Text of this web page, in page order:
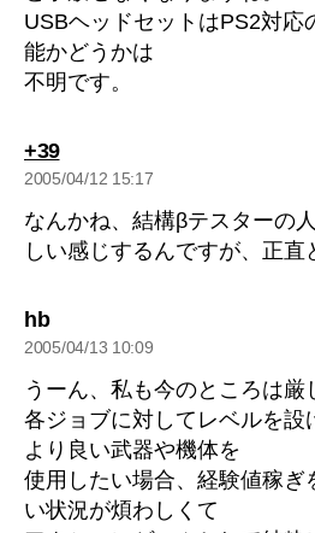
USBヘッドセットはPS2対応
能かどうかは
不明です。
+39の
発
2005/04/12 15:17
なんかね、結構βテスターの
しい感じするんですが、正直
hbの
発
2005/04/13 10:09
うーん、私も今のところは厳
各ジョブに対してレベルを設
より良い武器や機体を
使用したい場合、経験値稼ぎ
い状況が煩わしくて